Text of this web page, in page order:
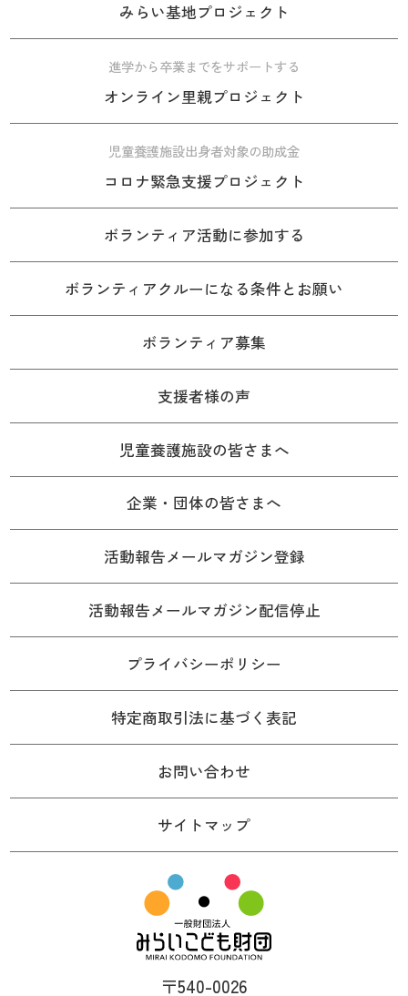
みらい基地プロジェクト
進学から卒業までをサポートする
オンライン里親プロジェクト
児童養護施設出身者対象の助成金
コロナ緊急支援プロジェクト
ボランティア活動に参加する
ボランティアクルーになる条件とお願い
ボランティア募集
支援者様の声
児童養護施設の皆さまへ
企業・団体の皆さまへ
活動報告メールマガジン登録
活動報告メールマガジン配信停止
プライバシーポリシー
特定商取引法に基づく表記
お問い合わせ
サイトマップ
〒540-0026